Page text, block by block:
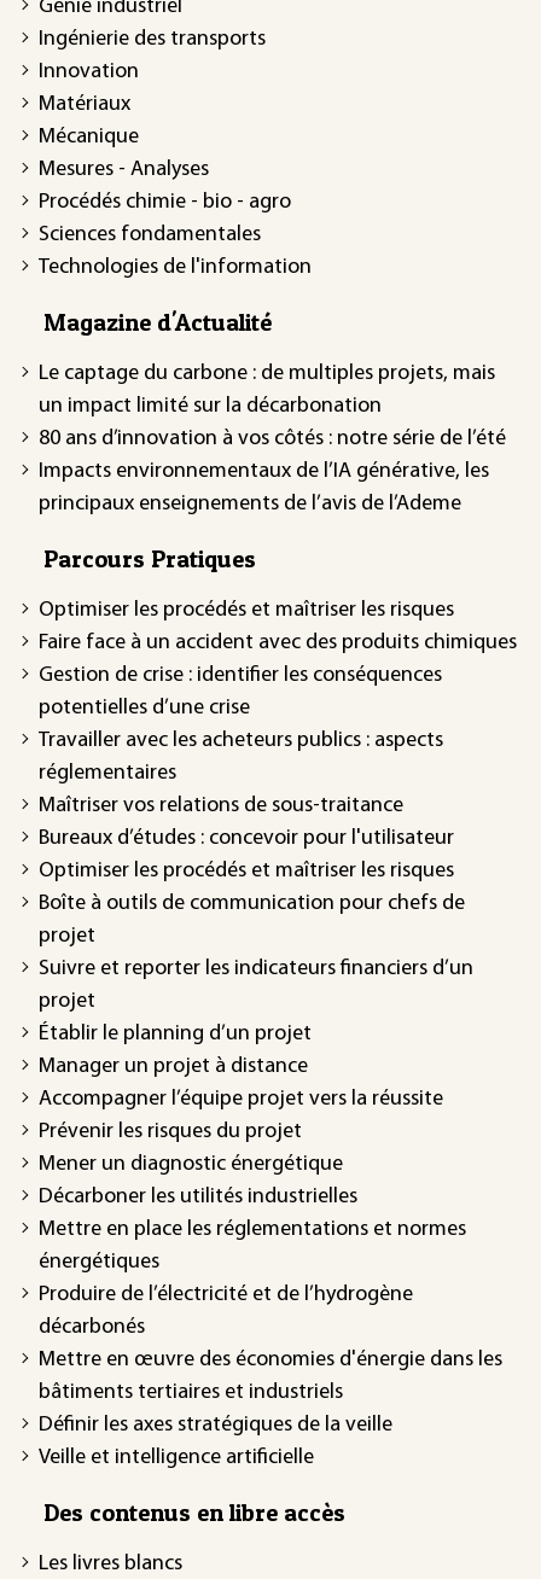
Génie industriel
Ingénierie des transports
Innovation
Matériaux
Mécanique
Mesures - Analyses
Procédés chimie - bio - agro
Sciences fondamentales
Technologies de l'information
Magazine d'Actualité
Le captage du carbone : de multiples projets, mais
un impact limité sur la décarbonation
80 ans d’innovation à vos côtés : notre série de l’été
Impacts environnementaux de l’IA générative, les
principaux enseignements de l’avis de l’Ademe
Parcours Pratiques
Optimiser les procédés et maîtriser les risques
Faire face à un accident avec des produits chimiques
Gestion de crise : identifier les conséquences
potentielles d’une crise
Travailler avec les acheteurs publics : aspects
réglementaires
Maîtriser vos relations de sous-traitance
Bureaux d’études : concevoir pour l'utilisateur
Optimiser les procédés et maîtriser les risques
Boîte à outils de communication pour chefs de
projet
Suivre et reporter les indicateurs financiers d’un
projet
Établir le planning d’un projet
Manager un projet à distance
Accompagner l’équipe projet vers la réussite
Prévenir les risques du projet
Mener un diagnostic énergétique
Décarboner les utilités industrielles
Mettre en place les réglementations et normes
énergétiques
Produire de l’électricité et de l’hydrogène
décarbonés
Mettre en œuvre des économies d'énergie dans les
bâtiments tertiaires et industriels
Définir les axes stratégiques de la veille
Veille et intelligence artificielle
Des contenus en libre accès
Les livres blancs